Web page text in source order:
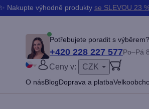
Nakupte výhodně produkty se SLEVOU 23
Potřebujete poradit s výběrem?
+420 228 227 577Po–Pá
Slovenčina
Bŭlgarski
PŘIHLÁŠENÍ
Ceny v: CZK
O násBlogDoprava a platba